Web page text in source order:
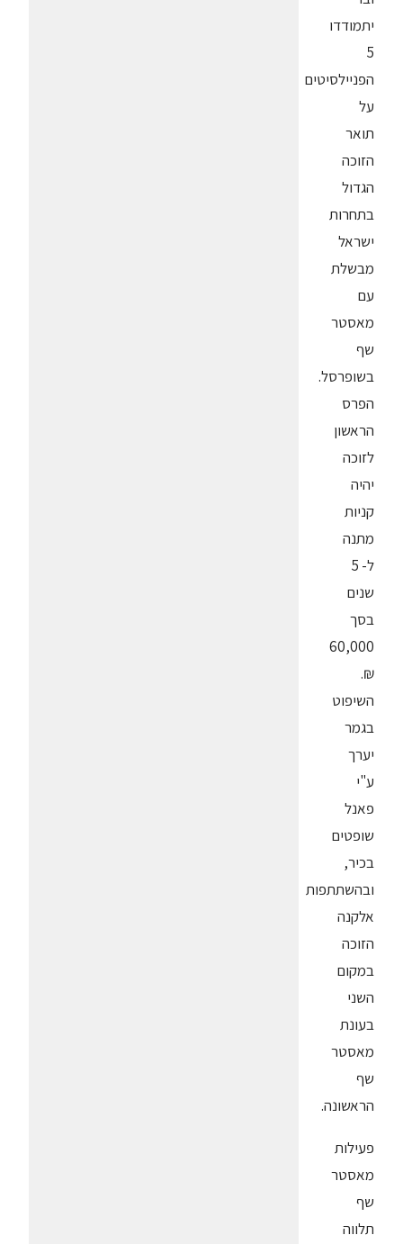
יתמודדו
5
הפניילסיטים
על
תואר
הזוכה
הגדול
בתחרות
ישראל
מבשלת
עם
מאסטר
שף
בשופרסל.
הפרס
הראשון
לזוכה
יהיה
קניות
מתנה
ל- 5
שנים
בסך
60,000
₪.
השיפוט
בגמר
יערך
ע"י
פאנל
שופטים
בכיר,
ובהשתתפות
אלקנה
הזוכה
במקום
השני
בעונת
מאסטר
שף
הראשונה.
פעילות
מאסטר
שף
תלווה